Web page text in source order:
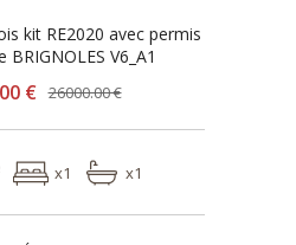
kit RE2020 avec permis
V6_A1
€ 26000.00 €
x1 x1